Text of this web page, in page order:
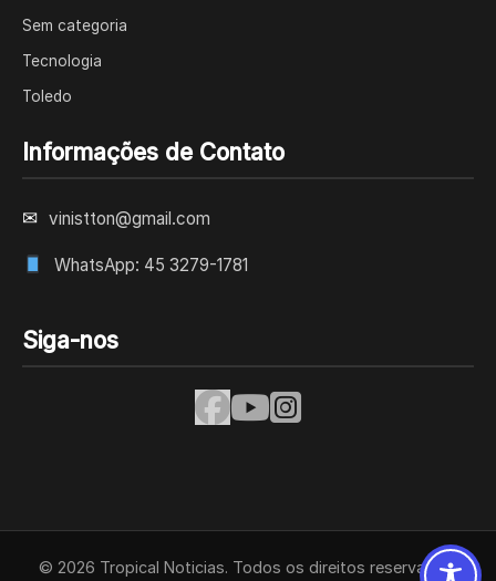
Sem categoria
Tecnologia
Toledo
Informações de Contato
✉ vinistton@gmail.com
WhatsApp: 45 3279-1781
Siga-nos
© 2026 Tropical Noticias. Todos os direitos reservados.